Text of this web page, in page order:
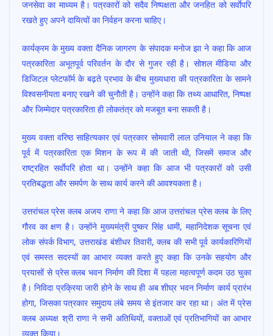
जनसेवा का माध्यम है। पत्रकारों को सदैव निष्पक्षता और जनहित को सर्वाेपरि
रखते हुए अपने दायित्वों का निर्वहन करना चाहिए।
कार्यक्रम के मुख्य वक्ता दैनिक जागरण के संपादक मनोज झा ने कहा कि आज
पत्रकारिता अभूतपूर्व परिवर्तन के दौर से गुजर रही है। सोशल मीडिया और
डिजिटल प्लेटफॉर्म के बढ़ते प्रभाव के बीच मुख्यधारा की पत्रकारिता के सामने
विश्वसनीयता बनाए रखने की चुनौती है। उन्होंने कहा कि तथ्य आधारित, निष्पक्ष
और जिम्मेदार पत्रकारिता ही लोकतंत्र को मजबूत बना सकती है।
मुख्य वक्ता वरिष्ठ साहित्यकार एवं पत्रकार सोमवारी लाल उनियाल ने कहा कि
पूर्व में पत्रकारिता एक मिशन के रूप में की जाती थी, जिसमें समाज और
राष्ट्रहित सर्वाेपरि होता था। उन्होंने कहा कि आज भी पत्रकारों को उसी
प्रतिबद्धता और समर्पण के साथ कार्य करने की आवश्यकता है।
उत्तरांचल प्रेस क्लब अजय राणा ने कहा कि आज उत्तरांचल प्रेस क्लब के लिए
गौरव का क्षण है। उन्होंने मुख्यमंत्री पुष्कर सिंह धामी, महानिदेशक सूचना एवं
लोक संपर्क विभाग, उत्तराखंड बंशीधर तिवारी, क्लब की सभी पूर्व कार्यकारिणियों
एवं समस्त सदस्यों का आभार व्यक्त करते हुए कहा कि उनके सहयोग और
प्रयासों से प्रेस क्लब भवन निर्माण की दिशा में पहला महत्वपूर्ण कदम उठ चुका
है। निविदा प्रक्रिया जारी होने के साथ ही अब शीघ्र भवन निर्माण कार्य प्रारंभ
होगा, जिसका पत्रकार समुदाय लंबे समय से इंतजार कर रहा था। अंत में प्रेस
क्लब अध्यक्ष श्री राणा ने सभी अतिथियों, वक्ताओं एवं प्रतिभागियों का आभार
व्यक्त किया।